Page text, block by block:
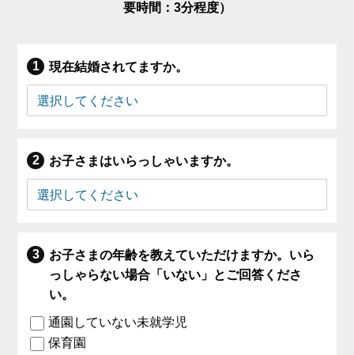
要時間：3分程度）
現在結婚されてますか。
お子さまはいらっしゃいますか。
お子さまの年齢を教えていただけますか。いら
っしゃらない場合「いない」とご回答くださ
い。
通園していない未就学児
保育園